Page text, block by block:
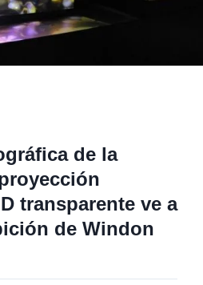
de la
transparente ve a
de Windon